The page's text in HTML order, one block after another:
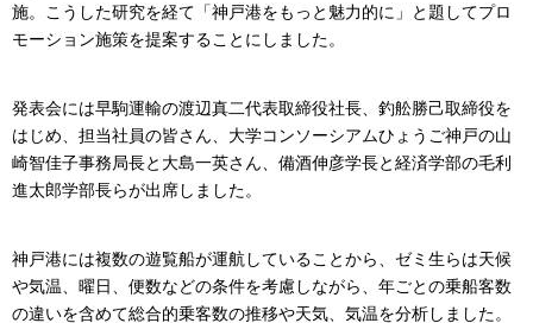
施。こうした研究を経て「神戸港をもっと魅力的に」と題してプロ
モーション施策を提案することにしました。
発表会には早駒運輸の渡辺真二代表取締役社長、釣舩勝己取締役を
はじめ、担当社員の皆さん、大学コンソーシアムひょうご神戸の山
崎智佳子事務局長と大島一英さん、備酒伸彦学長と経済学部の毛利
進太郎学部長らが出席しました。
神戸港には複数の遊覧船が運航していることから、ゼミ生らは天候
や気温、曜日、便数などの条件を考慮しながら、年ごとの乗船客数
の違いを含めて総合的乗客数の推移や天気、気温を分析しました。